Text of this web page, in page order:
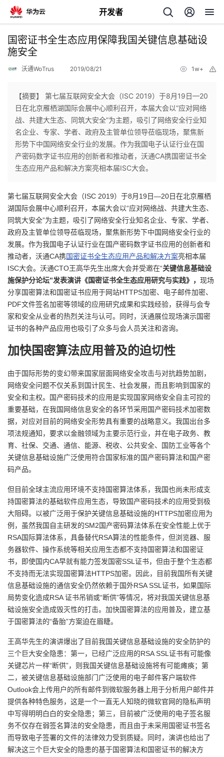
开发者
返
回
个
人
主
页
我
的
开
发
者
我
的
博
我
的
我
子
直
播
的
活
动
我
的
关
注
我
的
开
发
者
学
堂
我
的
程
我
认
证
的
实
验
我
的
收
藏
我
的
Programs
我
支
持
我
的
技
支
持
我
的
声
建
议
国密证书全生态应用保障我国关键信息基础设
施安全
沃通WoTrus 2019/08/21 1w+
【摘要】 第七届互联网安全大会（ISC 2019）于8月19日—20
日在北京雁栖湖国际会展中心顺利召开，本届大会以“应对网络
战、共建大生态、同筑大安全”为主题，吸引了网络安全行业知
名企业、专家、学者、政府及主管单位领导莅临现场，聚焦新
形势下中国网络安全行业的发展。作为我国电子认证行业在国
产密码数字证书应用的创新者和推动者，沃通CA携国密证书全
生态应用产品和解决方案亮相本届ISC大会。
第七届互联网安全大会（ISC 2019）于8月19日—20日在北京雁栖
湖国际会展中心顺利召开，本届大会以“应对网络战、共建大生态、
同筑大安全”为主题，吸引了网络安全行业知名企业、专家、学者、
政府及主管单位领导莅临现场，聚焦新形势下中国网络安全行业的
发展。作为我国电子认证行业在国产密码数字证书应用的创新者和
推动者，沃通CA携国密证书全生态应用产品和解决方案亮相本届
ISC大会。沃通CTO王高华先生出席大会并受邀在“关键信息基础设
施保护分论坛”发表演讲《国密证书全生态应用研究与实践》， 现场
分享国密算法和国密证书应用于网站HTTPS加密、电子邮件加密、
PDF文件签名加密等领域的应用研究成果和实践经验，获得与会专
家和安全从业者的热烈关注与认可。同时，沃通展位现场演示国密
证书的各种产品应用也吸引了众多与会人员关注和咨询。
加快国密算法应用普及的迫切性
由于国际形势的变幻带来国家层面网络安全攻击与对抗趋势加剧，
网络安全问题不仅关系到国计民生、社会发展，而且影响到国家的
安全和主权。国产密码技术的应用是实现国家网络安全自主可控的
重要基础，在我国网络信息安全的各环节采用国产密码技术加密数
据，对应对目前的网络安全形势具有重要的战略意义。我国出台多
项法规通知，要求以金融领域为主要示范行业，并在电子政务、教
育、社保、交通、通信、能源、税收、公共安全、国防工业等各个
关键信息基础设施广泛使用符合国家标准的国产密码算法和国产密
码产品。
但目前全球主流应用环境不支持国密算法体系，我国也尚未形成支
持国密算法的基础软件应用生态，导致国产密码技术的应用受到极
大阻碍。以被广泛用于保护关键信息基础设施的HTTPS加密应用为
例，虽然我国自主研发的SM2国产密码算法体系在安全性能上优于
RSA国际算法体系，具备替代RSA算法的性能条件，但浏览器、服
务器软件、操作系统等相关应用生态都不支持国密算法和国密证
书，即使国内CA早就有能力签发国密SSL证书，但由于整个生态都
不支持而无法实现国密算法HTTPS加密。因此，目前我国所有关键
信息基础设施的通信安全仍然依赖于国外RSA SSL证书，如果国际
局势变化造成RSA 证书吊销或“断供”等情况，将对我国关键信息基
础设施安全造成毁灭性的打击。加快国密算法的应用普及，建立基
于国密算法的“备胎”方案迫在眉睫。
王高华先生的演讲爆出了目前我国关键信息基础设施的安全防护的
三个巨大安全隐患：第一，已经广泛应用的RSA SSL证书有可能像
关键芯片一样“断供”，则我国关键信息基础设施将有可能瘫痪；第
二，被关键信息基础设施部门广泛使用的电子邮件客户端软件
Outlook会上传用户的所有邮件到微软服务器上用于分析用户邮件并
提供各种特色服务，这是一个一直无人知晓的微软官网的隐私声明
中写得明明白白的安全隐患；第三，目前被广泛使用的电子签名服
务不仅存在弱签名算法的安全隐患，而且由于未采用国密证书签名
而导致电子签署的文件的法律效力受到质疑。同时，演讲也给出了
解决这三个巨大安全的隐患的基于国密算法和国密证书的解决方